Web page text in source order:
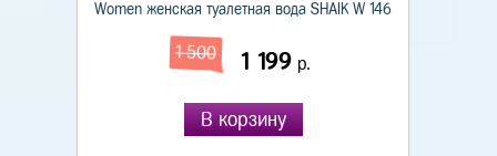
Women женская туалетная вода SHAIK W 146
1 500 1 199 р.
В корзину